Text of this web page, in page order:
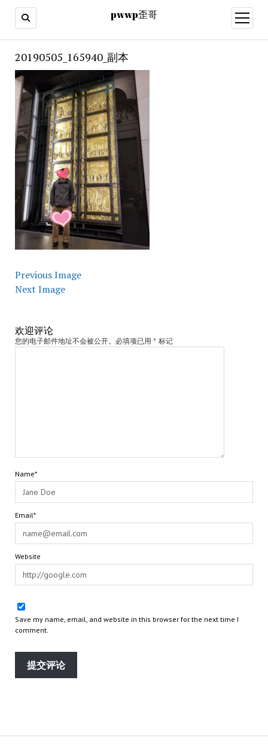
pwwp歪哥
open
menu
20190505_165940_副本
Previous Image
Next Image
欢迎评论
您的电子邮件地址不会被公开。必填项已用 * 标记
Name*
Email*
Website
Save my name, email, and website in this browser for the next time I
comment.